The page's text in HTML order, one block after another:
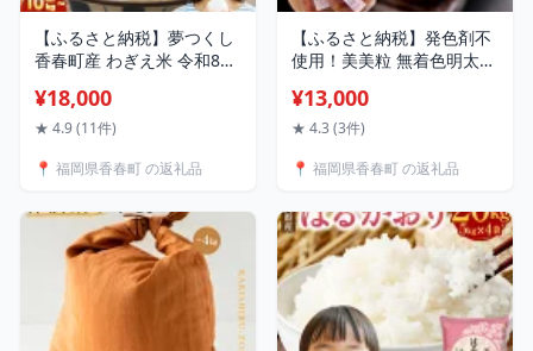
【ふるさと納税】夢つくし
香春町産 わぎえ米 令和8年
べる・容量〉 18000 円 ～
35000 円 精米 夢つくし 道
おこめ こめ コメ ごはん ご
無料 【2026年9月上旬より
順次発送】
¥18,000
★ 4.9 (11件)
📍 福岡県香春町 の返礼品
【ふるさと納税】発色剤不
使用！美美粒 無着色明太子
300g×4）ギフト 贈り物 お
中元 お歳暮 誕生日 お土産
卵 切れ子 切子 九州 冷凍 福
¥13,000
★ 4.3 (3件)
📍 福岡県香春町 の返礼品